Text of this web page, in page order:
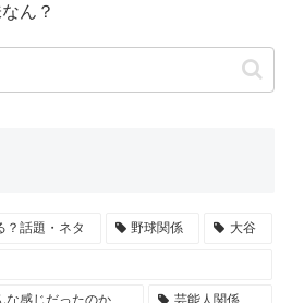
ん？
？話題・ネタ 野球関係 大谷